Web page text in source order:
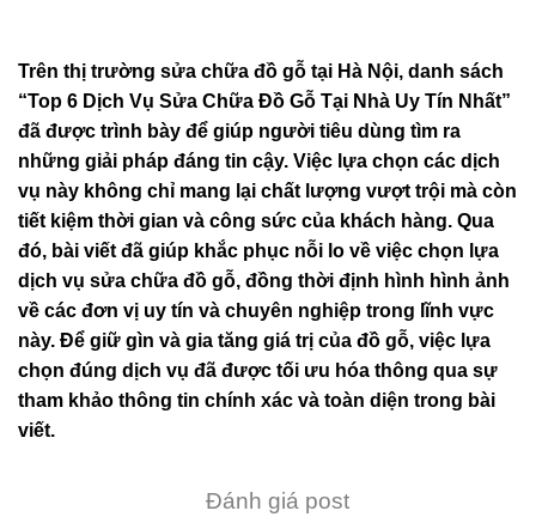
Trên thị trường sửa chữa đồ gỗ tại Hà Nội, danh sách
“Top 6 Dịch Vụ Sửa Chữa Đồ Gỗ Tại Nhà Uy Tín Nhất”
đã được trình bày để giúp người tiêu dùng tìm ra
những giải pháp đáng tin cậy. Việc lựa chọn các dịch
vụ này không chỉ mang lại chất lượng vượt trội mà còn
tiết kiệm thời gian và công sức của khách hàng. Qua
đó, bài viết đã giúp khắc phục nỗi lo về việc chọn lựa
dịch vụ sửa chữa đồ gỗ, đồng thời định hình hình ảnh
về các đơn vị uy tín và chuyên nghiệp trong lĩnh vực
này. Để giữ gìn và gia tăng giá trị của đồ gỗ, việc lựa
chọn đúng dịch vụ đã được tối ưu hóa thông qua sự
tham khảo thông tin chính xác và toàn diện trong bài
viết.
Đánh giá post